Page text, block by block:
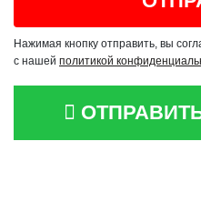
Нажимая кнопку отправить, вы
с нашей политикой
ОТПРАВИТЬ